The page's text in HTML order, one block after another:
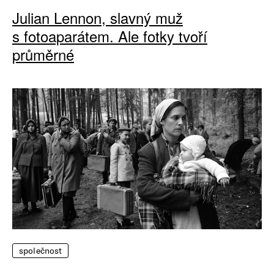
Julian Lennon, slavný muž
s fotoaparátem. Ale fotky tvoří
průměrné
společnost